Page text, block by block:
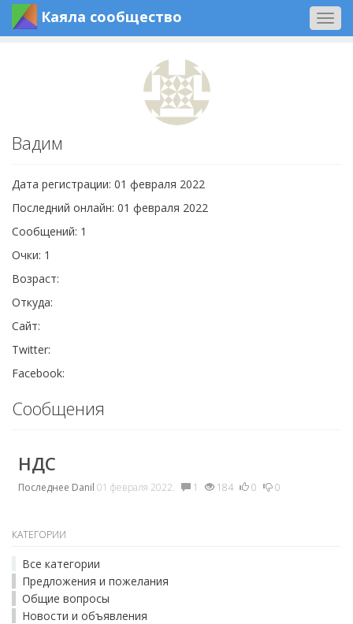
Каяла сообщество
Вадим
Дата регистрации: 01 февраля 2022
Последний онлайн: 01 февраля 2022
Сообщений: 1
Очки: 1
Возраст:
Откуда:
Сайт:
Twitter:
Facebook:
Сообщения
НДС
Последнее Danil 01 февраля 2022. 1 184 0 0
КАТЕГОРИИ
Все категории
Предложения и пожелания
Общие вопросы
Новости и объявления